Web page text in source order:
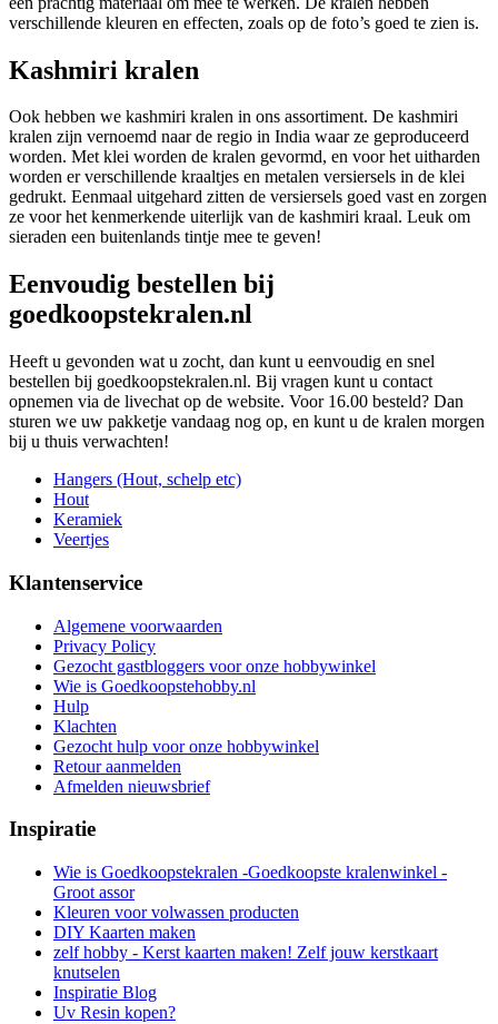
verschillende kleuren en effecten, zoals op de foto’s goed te zien is.
Kashmiri kralen
Ook hebben we kashmiri kralen in ons assortiment. De kashmiri
kralen zijn vernoemd naar de regio in India waar ze geproduceerd
worden. Met klei worden de kralen gevormd, en voor het uitharden
worden er verschillende kraaltjes en metalen versiersels in de klei
gedrukt. Eenmaal uitgehard zitten de versiersels goed vast en zorgen
ze voor het kenmerkende uiterlijk van de kashmiri kraal. Leuk om
sieraden een buitenlands tintje mee te geven!
Eenvoudig bestellen bij
goedkoopstekralen.nl
Heeft u gevonden wat u zocht, dan kunt u eenvoudig en snel
bestellen bij goedkoopstekralen.nl. Bij vragen kunt u contact
opnemen via de livechat op de website. Voor 16.00 besteld? Dan
sturen we uw pakketje vandaag nog op, en kunt u de kralen morgen
bij u thuis verwachten!
Hangers (Hout, schelp etc)
Hout
Keramiek
Veertjes
Klantenservice
Algemene voorwaarden
Privacy Policy
Gezocht gastbloggers voor onze hobbywinkel
Wie is Goedkoopstehobby.nl
Hulp
Klachten
Gezocht hulp voor onze hobbywinkel
Retour aanmelden
Afmelden nieuwsbrief
Inspiratie
Wie is Goedkoopstekralen -Goedkoopste kralenwinkel -
Groot assor
Kleuren voor volwassen producten
DIY Kaarten maken
zelf hobby - Kerst kaarten maken! Zelf jouw kerstkaart
knutselen
Inspiratie Blog
Uv Resin kopen?